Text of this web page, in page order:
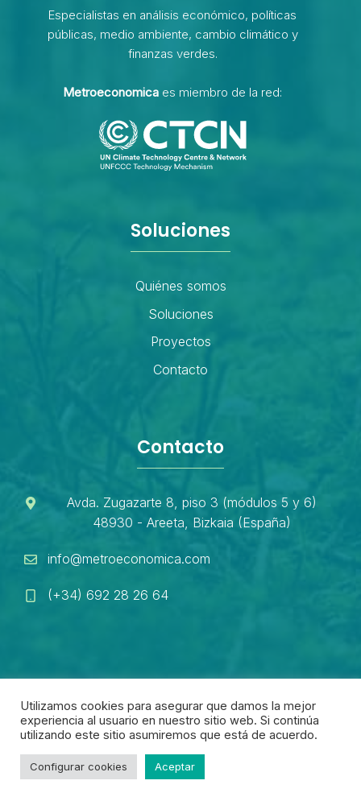
Especialistas en análisis económico, políticas
públicas, medio ambiente, cambio climático y
finanzas verdes.
Metroeconomica es miembro de la red:
Soluciones
Quiénes somos
Soluciones
Proyectos
Contacto
Contacto
Avda. Zugazarte 8, piso 3 (módulos 5 y 6)
48930 - Areeta, Bizkaia (España)
info@metroeconomica.com
(+34) 692 28 26 64
2026 • Desarrollado porInizziativa
Política de privacidad
Aviso legal
Utilizamos cookies para asegurar que damos la mejor
experiencia al usuario en nuestro sitio web. Si continúa
utilizando este sitio asumiremos que está de acuerdo.
Configurar cookies Aceptar